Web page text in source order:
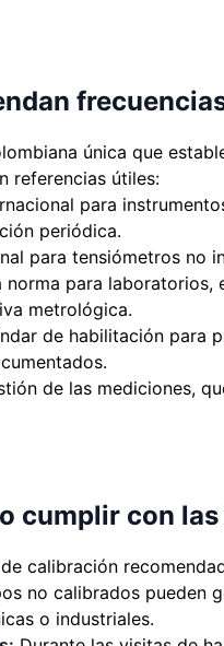
única que
referencias útiles:
para
periódica.
para tensiómetros no
norma para
metrológica.
de habilitación para
de las mediciones,
cumplir con
calibración
no calibrados pueden
o industriales.